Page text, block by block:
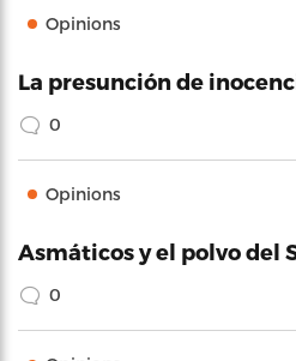
Opinions
La presunción de
0
Opinions
Asmáticos y el polvo del
0